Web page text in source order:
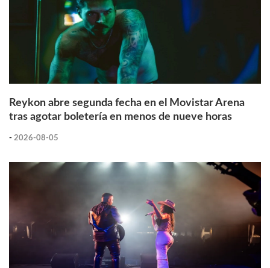
Reykon abre segunda fecha en el Movistar Arena
tras agotar boletería en menos de nueve horas
- 2026-08-05